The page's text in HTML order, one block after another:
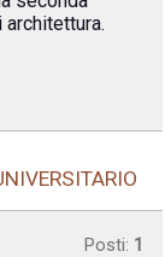
Posti: 1